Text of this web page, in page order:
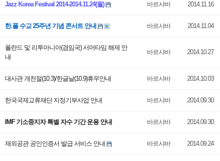
Jazz Korea Festival 2014-2014.11.24(월) 바르샤바 2014.11.16
한.폴 수교 25주년 기념 콘서트 안내 바르샤바 2014.11.04
폴란드 및 리투아니아(겸임국) 서머타임 해제 안
내
바르샤바 2014.10.27
대사관 개천절(10.3)/한글날(10.9)휴무안내 바르샤바 2014.10.03
한국국제교류재단 지정기부사업 안내 바르샤바 2014.09.30
IMF 기소중지자 특별 자수 기간 운용 안내 바르샤바 2014.09.30
재외공관 공인인증서 발급 서비스 안내 바르샤바 2014.09.24